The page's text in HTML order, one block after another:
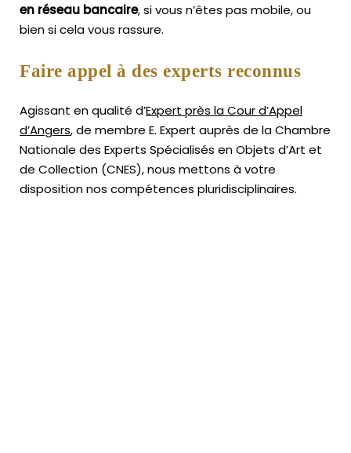
en réseau bancaire, si vous n’êtes pas mobile, ou
bien si cela vous rassure.
Faire appel à des experts reconnus
Agissant en qualité d’Expert près la Cour d’Appel
d’Angers, de membre E. Expert auprès de laChambre
Nationale des Experts Spécialisés en Objets d’Art et
de Collection (CNES),nous mettons à votre
disposition nos compétences pluridisciplinaires.